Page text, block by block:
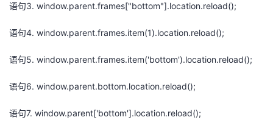
语句3. window.parent.frames["bottom"].location.reload();
语句4. window.parent.frames.item(1).location.reload();
语句5. window.parent.frames.item('bottom').location.reload();
语句6. window.parent.bottom.location.reload();
语句7. window.parent['bottom'].location.reload();